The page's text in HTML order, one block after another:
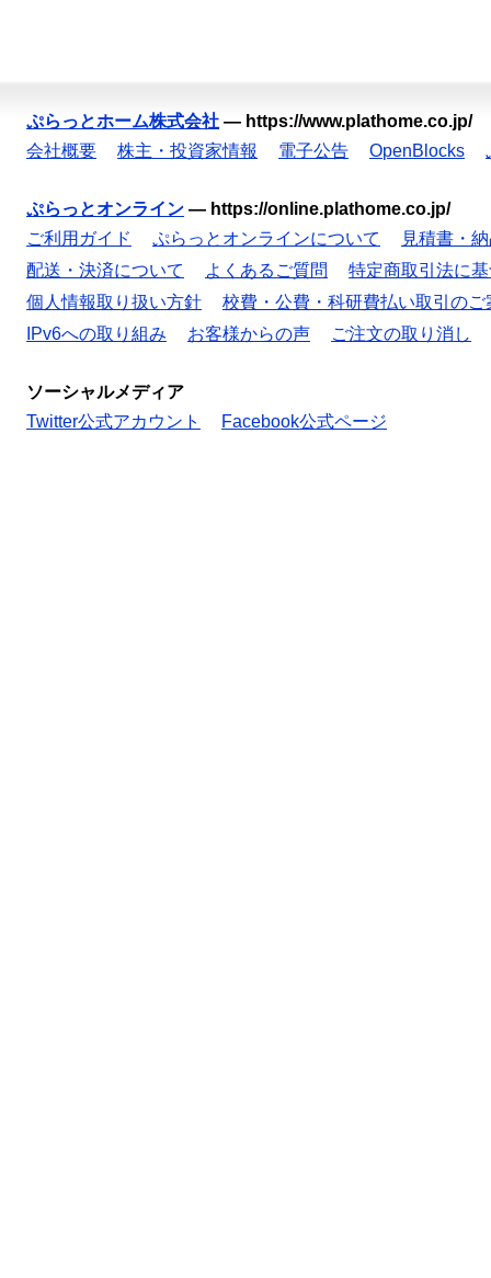
ぷらっとホーム株式会社 — https://www.plathome.co.jp/
会社概要
株主・投資家情報 電子公告 OpenBlocks
ぷらっとオンライン — https://online.plathome.co.jp/
ご利用ガイド
ぷらっとオンラインについて
見積書・
配送・決済について
よくあるご質問
特定商取引法に
個人情報取り扱い方針
校費・公費・科研費払い取引のご
IPv6への取り組み
お客様からの声 ご注文の取り消し
ソーシャルメディア
Twitter公式アカウント
Facebook公式ページ